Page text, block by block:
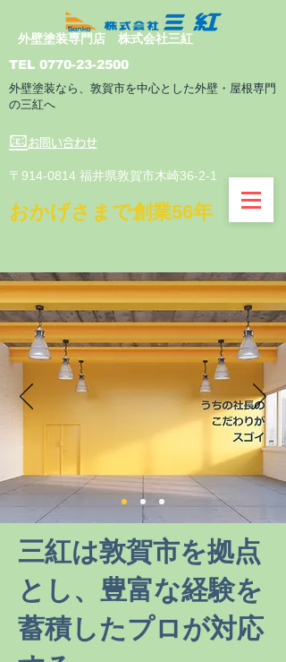
​おかげさまで創業56年
外壁塗装専門店 株式会社三紅
外壁塗装なら、敦賀市を中心とした外壁・屋根専門
の三紅へ
​〒914-0814 福井県敦賀市木崎36-2-1
TEL 0770-23-2500
📧お問い合わせ
三紅は敦賀市を拠点
とし、豊富な経験を
蓄積したプロが対応